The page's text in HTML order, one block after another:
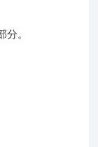
。